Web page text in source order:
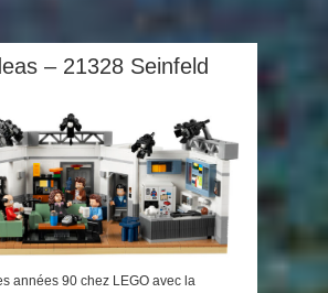
– 21328 Seinfeld
années 90 chez LEGO avec la